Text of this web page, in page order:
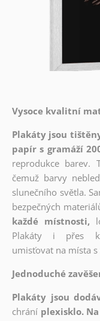
Vysoce kvalitní
Plakáty jsou
papír s gramáží
reprodukce
čemuž barvy
slunečního světla.
bezpečných
každé místnosti,
Plakáty i přes
umisťovat na místa
Jednoduché
Plakáty jsou
chrání plexisklo.